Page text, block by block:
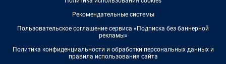
Рекомендательные системы
Пользовательское соглашение сервиса «Подписка без баннерной
рекламы»
Политика конфиденциальности и обработки персональных данных и
правила использования сайта